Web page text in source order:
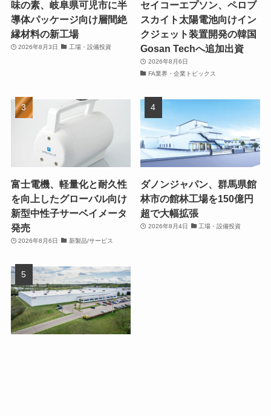
味の素、岐阜県可児市に半
導体パッケージ向け層間絶
縁材料の新工場
2026年8月3日 工場・設備投資
セイコーエプソン、ペロブ
スカイト太陽電池向けイン
クジェット装置開発の韓国
Gosan Techへ追加出資
2026年8月6日
FA業界・企業トピックス
富士電機、軽量化と耐久性
を向上したグローバル向け
新型中性子サーベイメータ
発売
2026年8月6日 新製品/サービス
ダノンジャパン、群馬県館
林市の館林工場を150億円
超で大幅拡張
2026年8月4日 工場・設備投資